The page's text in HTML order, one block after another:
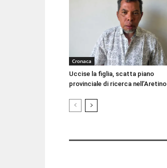
Cronaca
Uccise la figlia, scatta piano
provinciale di ricerca nell’Aretino